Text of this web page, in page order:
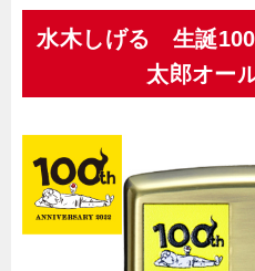
水木しげる 生誕
太郎オー